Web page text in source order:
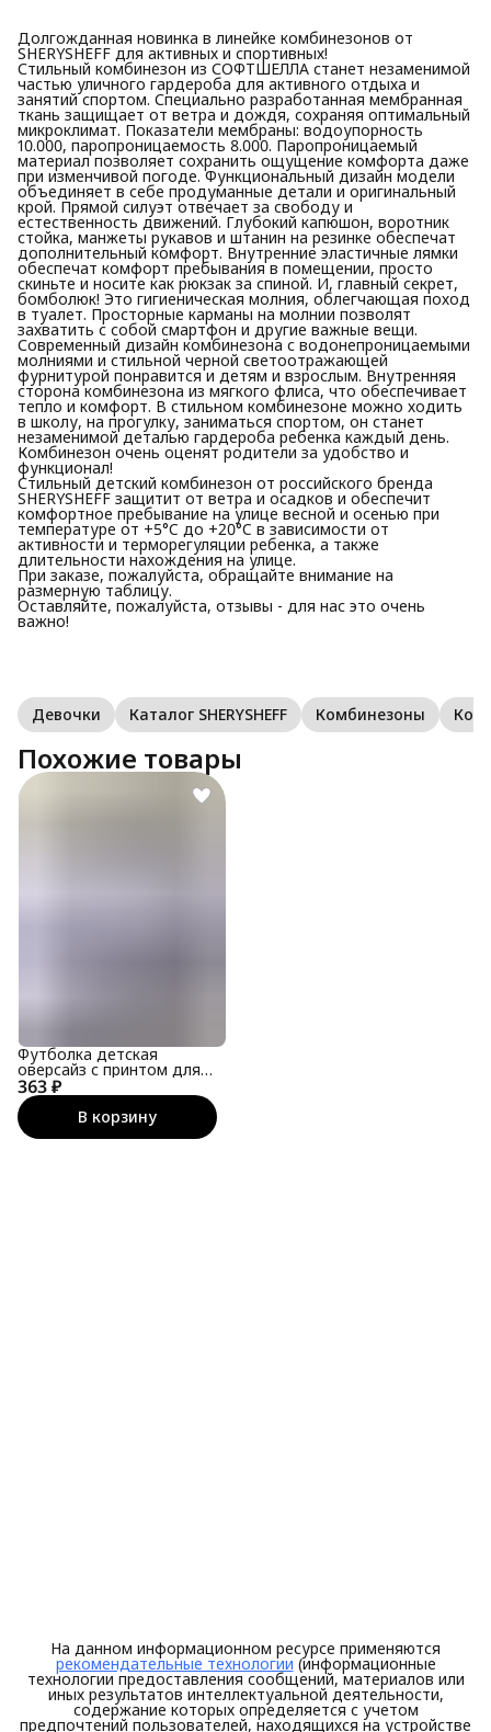
Долгожданная новинка в линейке комбинезонов от
SHERYSHEFF для активных и спортивных!
Стильный комбинезон из СОФТШЕЛЛА станет незаменимой
частью уличного гардероба для активного отдыха и
занятий спортом. Специально разработанная мембранная
ткань защищает от ветра и дождя, сохраняя оптимальный
микроклимат. Показатели мембраны: водоупорность
10.000, паропроницаемость 8.000. Паропроницаемый
материал позволяет сохранить ощущение комфорта даже
при изменчивой погоде. Функциональный дизайн модели
объединяет в себе продуманные детали и оригинальный
крой. Прямой силуэт отвечает за свободу и
естественность движений. Глубокий капюшон, воротник
стойка, манжеты рукавов и штанин на резинке обеспечат
дополнительный комфорт. Внутренние эластичные лямки
обеспечат комфорт пребывания в помещении, просто
скиньте и носите как рюкзак за спиной. И, главный секрет,
бомболюк! Это гигиеническая молния, облегчающая поход
в туалет. Просторные карманы на молнии позволят
захватить с собой смартфон и другие важные вещи.
Современный дизайн комбинезона с водонепроницаемыми
молниями и стильной черной светоотражающей
фурнитурой понравится и детям и взрослым. Внутренняя
сторона комбинезона из мягкого флиса, что обеспечивает
тепло и комфорт. В стильном комбинезоне можно ходить
в школу, на прогулку, заниматься спортом, он станет
незаменимой деталью гардероба ребенка каждый день.
Комбинезон очень оценят родители за удобство и
функционал!
Стильный детский комбинезон от российского бренда
SHERYSHEFF защитит от ветра и осадков и обеспечит
комфортное пребывание на улице весной и осенью при
температуре от +5°C до +20°C в зависимости от
активности и терморегуляции ребенка, а также
длительности нахождения на улице.
При заказе, пожалуйста, обращайте внимание на
размерную таблицу.
Оставляйте, пожалуйста, отзывы - для нас это очень
важно!
Девочки Каталог SHERYSHEFF Комбинезоны
Похожие товары
363 ₽
Футболка детская
оверсайз с принтом для
подростка
В корзину
На данном информационном ресурсе применяются
рекомендательные технологии (информационные
технологии предоставления сообщений, материалов или
иных результатов интеллектуальной деятельности,
содержание которых определяется с учетом
предпочтений пользователей, находящихся на устройстве